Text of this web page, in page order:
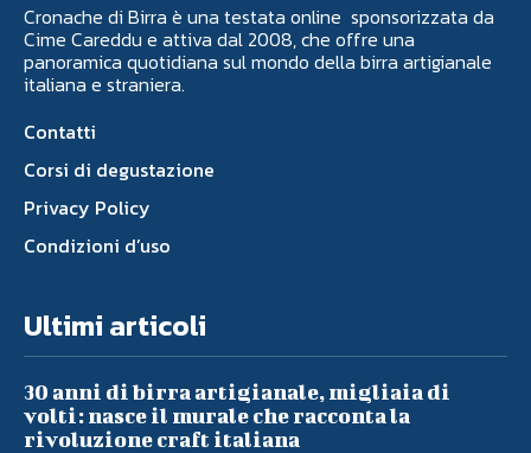
Cronache di Birra è una testata online sponsorizzata da
Cime Careddu e attiva dal 2008, che offre una
panoramica quotidiana sul mondo della birra artigianale
italiana e straniera.
Contatti
Corsi di degustazione
Privacy Policy
Condizioni d’uso
Ultimi articoli
30 anni di birra artigianale, migliaia di
volti: nasce il murale che racconta la
rivoluzione craft italiana